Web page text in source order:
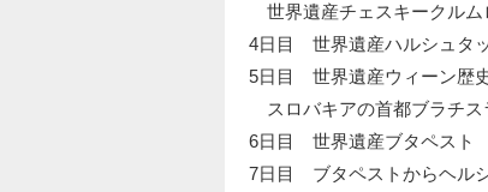
世界遺産チェスキークルム
4日目 世界遺産ハルシュタ
5日目 世界遺産ウィーン歴
スロバキアの首都ブラチス
6日目 世界遺産ブタペスト
7日目 ブタペストからヘル